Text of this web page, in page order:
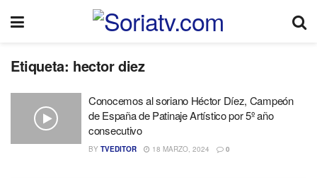
Etiqueta: hector diez
Conocemos al soriano Héctor Díez, Campeón
de España de Patinaje Artístico por 5º año
consecutivo
BY TVEDITOR 18 MARZO, 2024 0